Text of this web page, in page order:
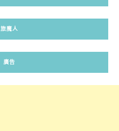
旅魔人
廣告